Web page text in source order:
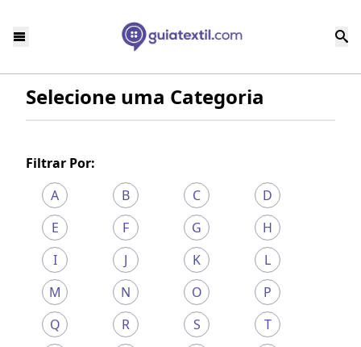
Selecione uma Categoria
Filtrar Por:
A
B C
D
E
F G
H
I
J K
L
M
N O
P
Q
R S
T